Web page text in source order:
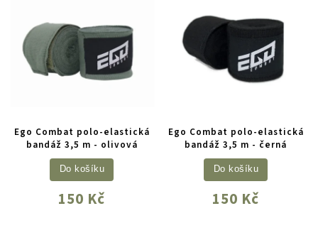
Ego Combat polo-elastická
bandáž 3,5 m - olivová
150 Kč
Do košíku
Ego Combat polo-elastická
bandáž 3,5 m - černá
150 Kč
Do košíku